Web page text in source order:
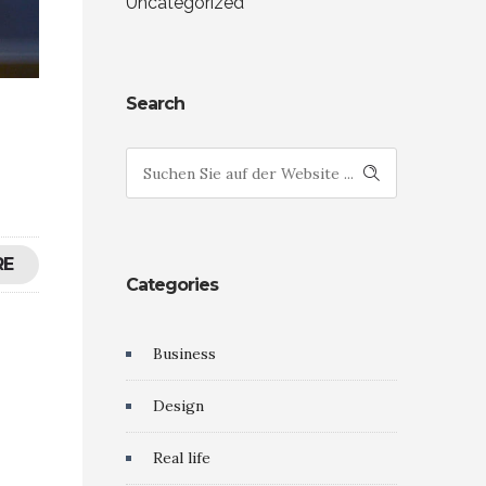
Search
Categories
Business
Design
Real life